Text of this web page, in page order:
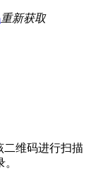
重新获取
二维码进行扫描